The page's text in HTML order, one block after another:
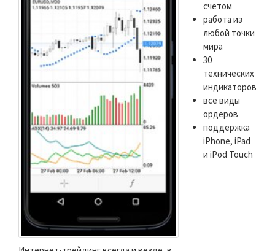
счетом
работа из
любой точки
мира
30
технических
индикаторов
все виды
ордеров
поддержка
iPhone, iPad
и iPod Touch